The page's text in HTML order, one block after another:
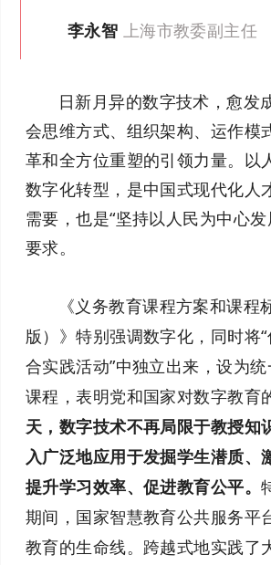
李永智 上海市教委副主任
日新月异的数字技术，愈发
会思维方式、组织架构、运作模
革和全方位重塑的引领力量。以
数字化转型，是中国式现代化人
需要，也是“坚持以人民为中心
要求。
《义务教育课程方案和课程
版）》特别强调数字化，同时将“
合实践活动”中独立出来，设为
课程，表明党和国家对数字教育
天，数字技术不再局限于教授知
入广泛地应用于发掘学生潜质、
提升学习效率、促进教育公平。
期间，国家智慧教育公共服务平
教育的生命线。跨越式地实践了